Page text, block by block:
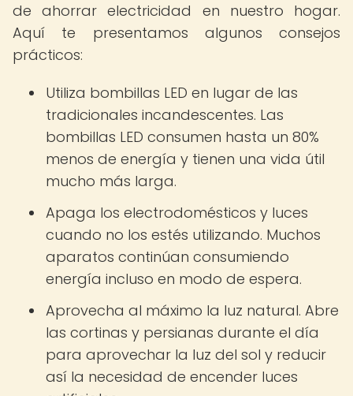
de ahorrar electricidad en nuestro hogar.
Aquí te presentamos algunos consejos
prácticos:
Utiliza bombillas LED en lugar de las
tradicionales incandescentes. Las
bombillas LED consumen hasta un 80%
menos de energía y tienen una vida útil
mucho más larga.
Apaga los electrodomésticos y luces
cuando no los estés utilizando. Muchos
aparatos continúan consumiendo
energía incluso en modo de espera.
Aprovecha al máximo la luz natural. Abre
las cortinas y persianas durante el día
para aprovechar la luz del sol y reducir
así la necesidad de encender luces